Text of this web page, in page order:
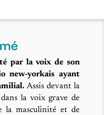
par la voix de son
new-yorkais ayant
Assis devant la
la voix grave de
la masculinité et de